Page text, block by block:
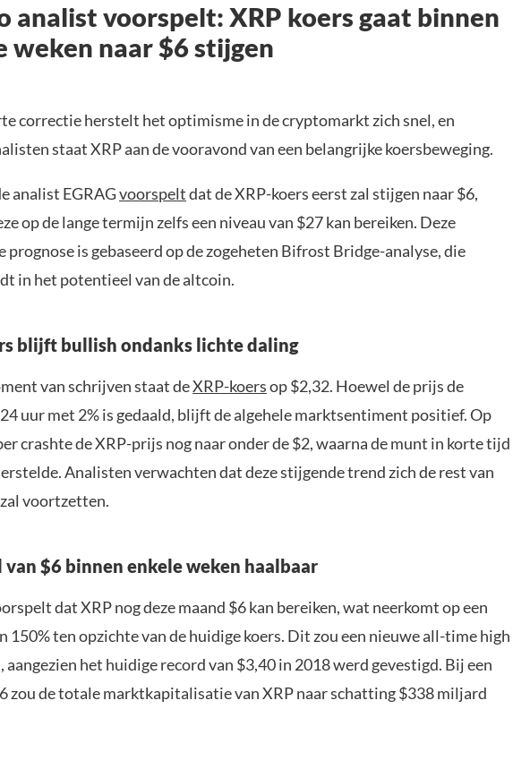
analist voorspelt: XRP koers gaat binnen
weken naar $6 stijgen
correctie herstelt het optimisme in de cryptomarkt zich snel, en
staat XRP aan de vooravond van een belangrijke koersbeweging.
analist EGRAGvoorspeltdat de XRP-koers eerst zal stijgen naar $6,
op de lange termijn zelfs een niveau van $27 kan bereiken. Deze
prognose is gebaseerd op de zogeheten Bifrost Bridge-analyse, die
in het potentieel van de altcoin.
blijft bullish ondanks lichte daling
van schrijven staat deXRP-koersop $2,32. Hoewel de prijs de
uur met 2% is gedaald, blijft de algehele marktsentiment positief. Op
crashte de XRP-prijs nog naar onder de $2, waarna de munt in korte tijd
Analisten verwachten dat deze stijgende trend zich de rest van
voortzetten.
van $6 binnen enkele weken haalbaar
dat XRP nog deze maand $6 kan bereiken, wat neerkomt op een
150% ten opzichte van de huidige koers. Dit zou een nieuwe all-time high
aangezien het huidige record van $3,40 in 2018 werd gevestigd. Bij een
zou de totale marktkapitalisatie van XRP naar schatting $338 miljard